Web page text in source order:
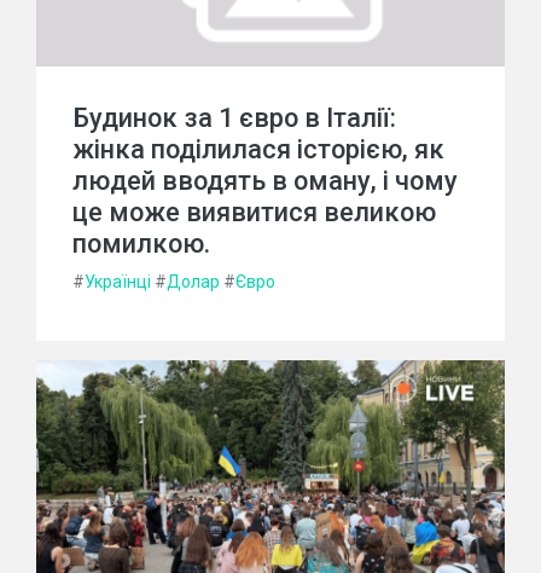
Будинок за 1 євро в Італії:
жінка поділилася історією, як
людей вводять в оману, і чому
це може виявитися великою
помилкою.
#Українці #Долар #Євро